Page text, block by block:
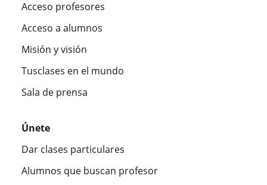
Acceso profesores
Acceso a alumnos
Misión y visión
Tusclases en el mundo
Sala de prensa
Únete
Dar clases particulares
Alumnos que buscan profesor